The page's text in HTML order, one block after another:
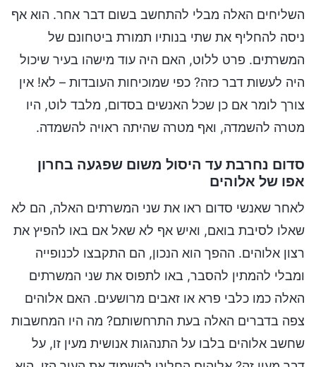
השליחים האלה מבלי להתחשב בשום דבר אחר. הוא אף
ניסה להחליף את שתי בנותיו תמורת ביטחונם של
המשרתים. פרט ללוט, האם היה עוד מישהו בעיר שיכול
היה לעשות דבר כזה? כפי שמוכיחות העובדות – לא! אין
צורך לומר אם כן שכל האנשים בסדום, מלבד לוט, היו
מטרה להשמדה, ואף מטרה שהיתה ראויה להשמדה.
סדום נחרבת עד היסול משום שפגעה בחרון
אפו של אלוהים
לאחר שאנשי סדום ראו את שני המשרתים האלה, הם לא
שאלו לסיבת בואם, ואיש אף לא שאל אם באו להפיץ את
רצון אלוהים. ההפך הוא הנכון, הם התקבצו לכנופייה
ומבלי להמתין להסבר, באו לתפוס את שני המשרתים
האלה כמו כלבי פרא או זאבים מרושעים. האם אלוהים
צפה בדברים האלה בעת התרחשותם? מה היו המחשבות
שחשב אלוהים בלבו על התנהגות אנושית מעין זו, על